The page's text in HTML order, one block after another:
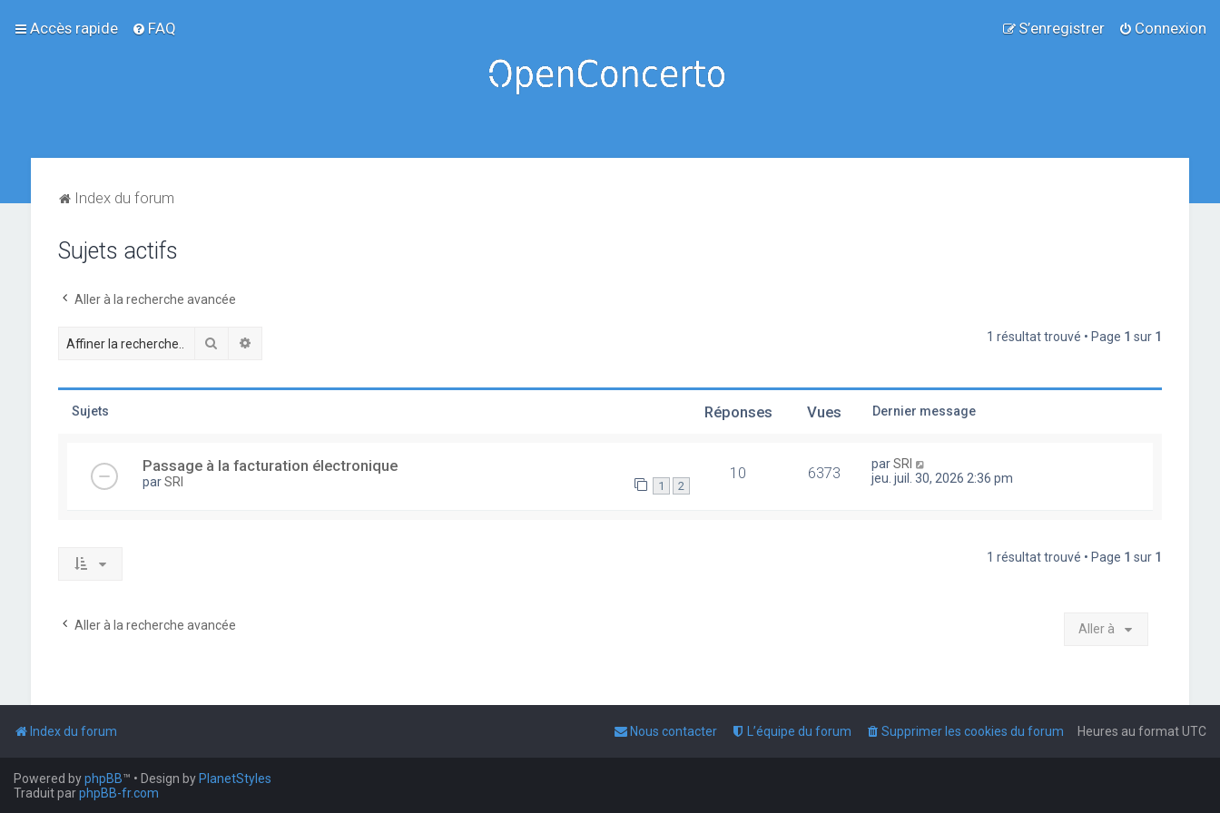
Accès rapide FAQ Connexion
S’enregistrer
Index du forum
Sujets actifs
Aller à la recherche avancée
Rechercher 1 résultat trouvé • Page 1 sur 1
Sujets Réponses Vues Dernier message
Passage à la facturation électronique
parSRI 1 2
10 6373 parSRI
jeu. juil. 30, 2026 2:36 pm
1 résultat trouvé • Page 1 sur 1
Aller à la recherche avancée Aller à
Index du forum Heures au formatUTC
Supprimer les cookies du forum
L’équipe du forum
Nous contacter
Powered byphpBB™ • Design by PlanetStyles
Traduit parphpBB-fr.com